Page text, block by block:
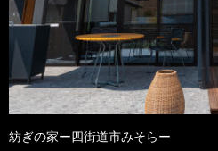
紡ぎの家ー四街道市みそらー